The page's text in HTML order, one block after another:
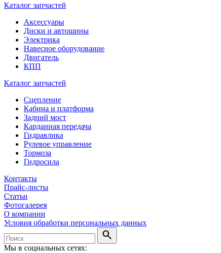
Каталог запчастей
Аксессуары
Диски и автошины
Электрика
Навесное оборудование
Двигатель
КПП
Каталог запчастей
Сцепление
Кабина и платформа
Задний мост
Карданная передача
Гидравлика
Рулевое управление
Тормоза
Гидросила
Контакты
Прайс-листы
Статьи
Фотогалерея
О компании
Условия обработки персональных данных
search
Мы в социальных сетях: